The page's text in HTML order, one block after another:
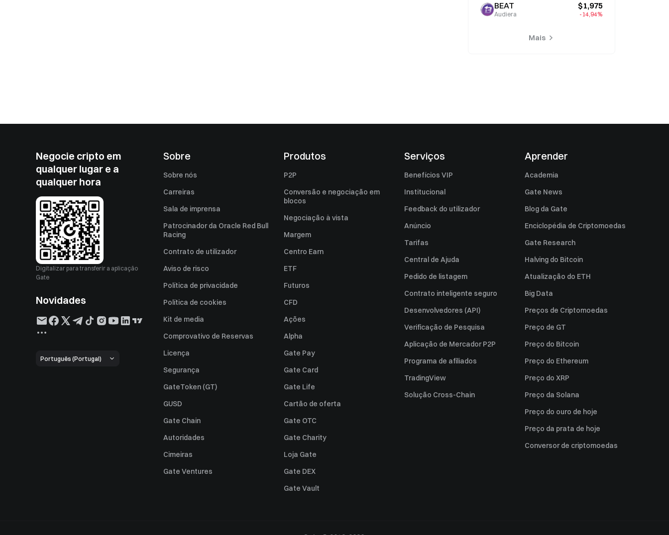
BEAT
Audiera
$1,975
-14,94%
Mais
Negocie cripto em
qualquer lugar e a
qualquer hora
Digitalizar para transferir a aplicação
Gate
Novidades
Português (Portugal)
Sobre
Sobre nós
Carreiras
Sala de imprensa
Patrocinador da Oracle Red Bull
Racing
Contrato de utilizador
Aviso de risco
Política de privacidade
Política de cookies
Kit de media
Comprovativo de Reservas
Licença
Segurança
GateToken (GT)
GUSD
Gate Chain
Autoridades
Cimeiras
Gate Ventures
Produtos
P2P
Conversão e negociação em
blocos
Negociação à vista
Margem
Centro Earn
ETF
Futuros
CFD
Ações
Alpha
Gate Pay
Gate Card
Gate Life
Cartão de oferta
Gate OTC
Gate Charity
Loja Gate
Gate DEX
Gate Vault
Serviços
Benefícios VIP
Institucional
Feedback do utilizador
Anúncio
Tarifas
Central de Ajuda
Pedido de listagem
Contrato inteligente seguro
Desenvolvedores (API)
Verificação de Pesquisa
Aplicação de Mercador P2P
Programa de afiliados
TradingView
Solução Cross-Chain
Aprender
Academia
Gate News
Blog da Gate
Enciclopédia de Criptomoedas
Gate Research
Halving do Bitcoin
Atualização do ETH
Big Data
Preços de Criptomoedas
Preço de GT
Preço do Bitcoin
Preço do Ethereum
Preço do XRP
Preço da Solana
Preço do ouro de hoje
Preço da prata de hoje
Conversor de criptomoedas